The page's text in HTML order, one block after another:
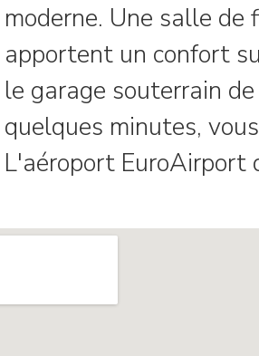
moderne. Une salle
apportent un confort
le garage souterrain
quelques minutes,
L'aéroport EuroAirport